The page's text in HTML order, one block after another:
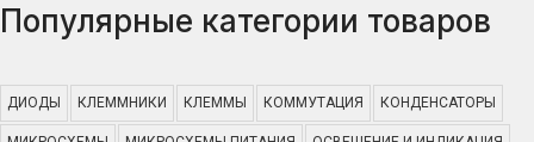
Популярные категории товаров
ДИОДЫ КЛЕММНИКИ КЛЕММЫ КОММУТАЦИЯ КОНДЕНСАТОРЫ